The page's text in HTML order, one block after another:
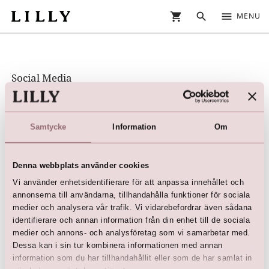
Samtycke Information Om
Denna webbplats använder cookies
Vi använder enhetsidentifierare för att anpassa innehållet och
annonserna till användarna, tillhandahålla funktioner för sociala
medier och analysera vår trafik. Vi vidarebefordrar även sådana
identifierare och annan information från din enhet till de sociala
medier och annons- och analysföretag som vi samarbetar med.
Dessa kan i sin tur kombinera informationen med annan
information som du har tillhandahållit eller som de har samlat in
shopping_cart search menu MENU
Social Media
@lillybrudochfest (
Lilly App
Kollektioner
Brudklänningar
Näbbklännngar
Dopklänningar
Festklänningar
Kommunionklänningar
Studentklänningar